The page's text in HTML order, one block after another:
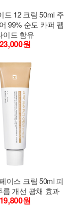
드 12 크림 50ml 주
99% 순도 카퍼 펩
이드 함유
23,000원
이스 크림 50ml 피
름 개선 광채 효과
19,800원